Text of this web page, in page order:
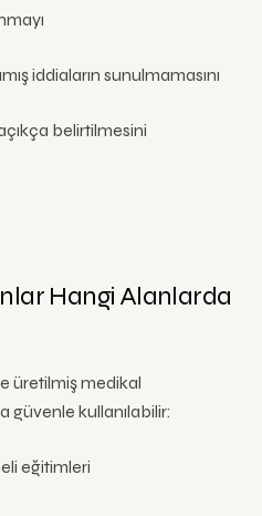
iddiaların sunulmamasını
açıkça belirtilmesini
Hangi Alanlarda
üretilmiş medikal
güvenle kullanılabilir:
eğitimleri